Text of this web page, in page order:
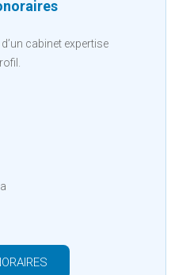
cabinet expertise